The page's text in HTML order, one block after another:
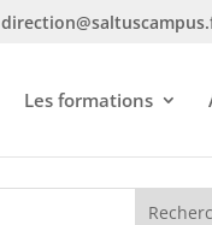
Les formations